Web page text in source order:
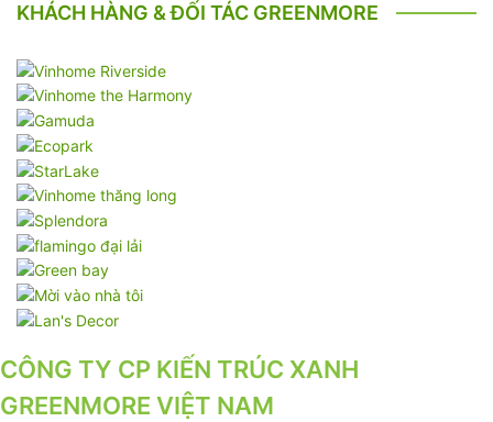
KHÁCH HÀNG & ĐỐI TÁC GREENMORE
CÔNG TY CP KIẾN TRÚC XANH
GREENMORE VIỆT NAM